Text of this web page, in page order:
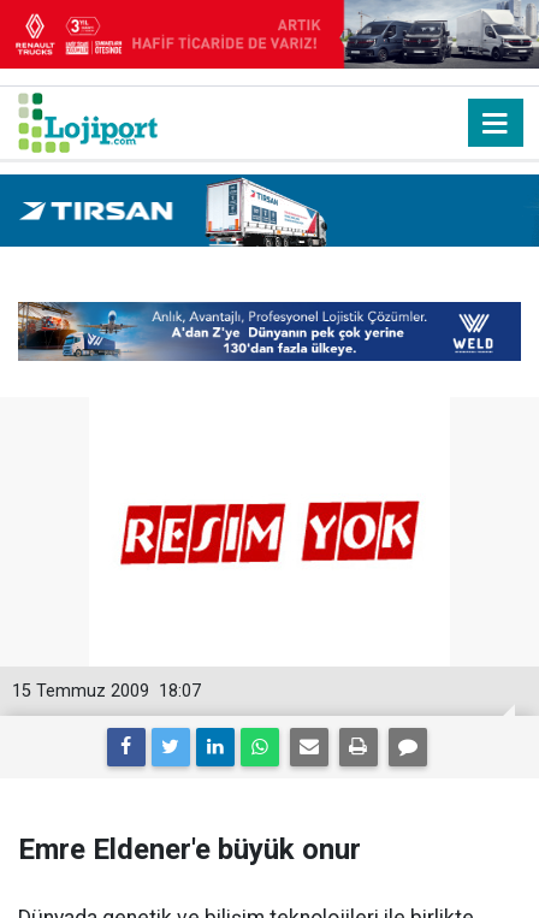
18:07
15 Temmuz 2009
Emre Eldener'e büyük onur